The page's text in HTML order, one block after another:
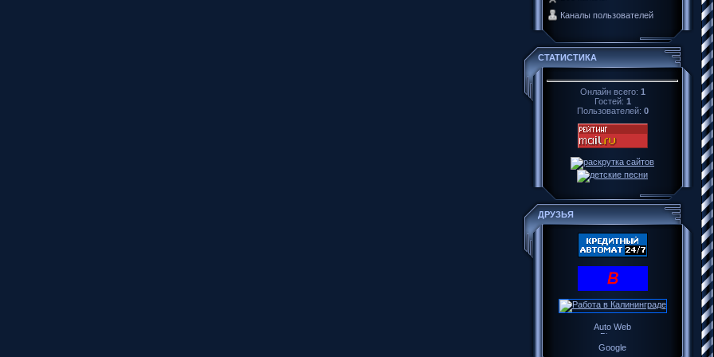
Каналы пользователей
СТАТИСТИКА
Онлайн всего: 1
Гостей: 1
Пользователей: 0
ДРУЗЬЯ